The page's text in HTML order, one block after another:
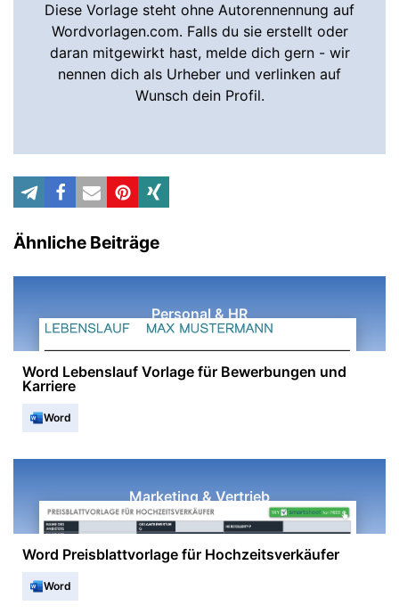
Diese Vorlage steht ohne Autorennennung auf
Wordvorlagen.com. Falls du sie erstellt oder
daran mitgewirkt hast, melde dich gern - wir
nennen dich als Urheber und verlinken auf
Wunsch dein Profil.
Ähnliche Beiträge
Personal & HR
Word Lebenslauf Vorlage für Bewerbungen und
Karriere
Word
Marketing & Vertrieb
Word Preisblattvorlage für Hochzeitsverkäufer
Word